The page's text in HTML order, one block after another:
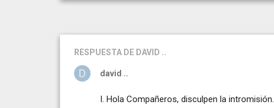
RESPUESTA DE DAVID ..
david ..
I. Hola Compañeros, disculpen la intromisión.